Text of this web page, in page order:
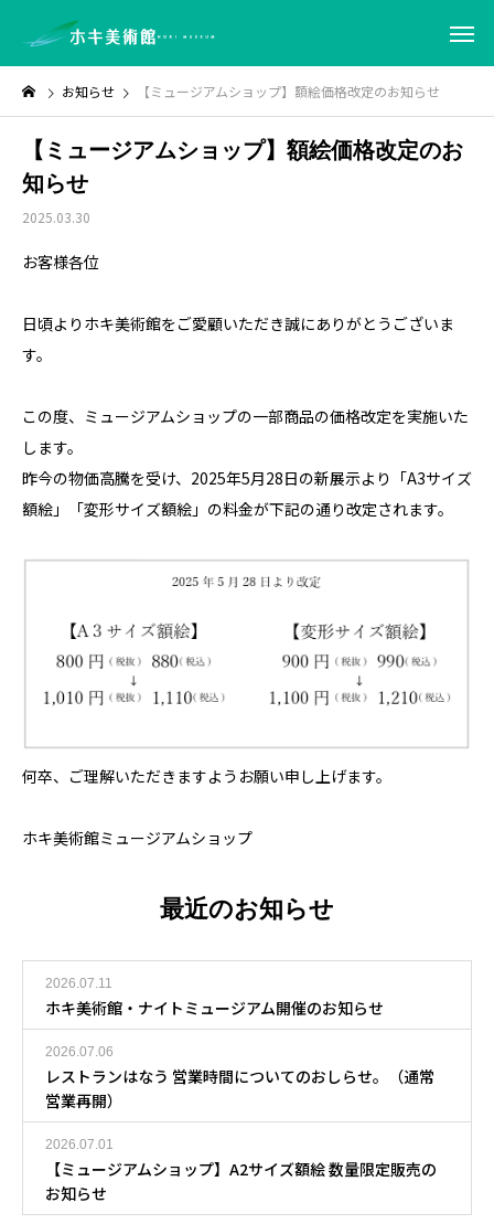
お知らせ 【ミュージアムショップ】額絵価格改定のお知らせ
【ミュージアムショップ】額絵価格改定のお
知らせ
2025.03.30
お客様各位
日頃よりホキ美術館をご愛顧いただき誠にありがとうございま
す。
この度、ミュージアムショップの一部商品の価格改定を実施いた
します。
昨今の物価高騰を受け、2025年5月28日の新展示より「A3サイズ
額絵」「変形サイズ額絵」の料金が下記の通り改定されます。
何卒、ご理解いただきますようお願い申し上げます。
ホキ美術館ミュージアムショップ
最近のお知らせ
2026.07.11
ホキ美術館・ナイトミュージアム開催のお知らせ
2026.07.06
レストランはなう 営業時間についてのおしらせ。（通常
営業再開）
2026.07.01
【ミュージアムショップ】A2サイズ額絵 数量限定販売の
お知らせ